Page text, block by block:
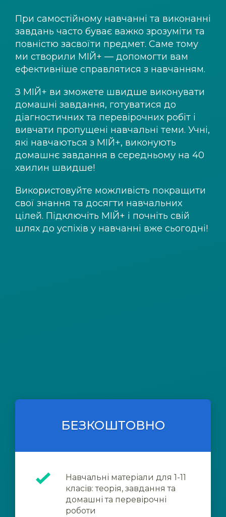
При самостійному навчанні та виконанні
завдань часто буває важко зрозуміти та
повністю засвоїти предмет. Саме тому
ми створили МІЙ+ — допомогти вам
ефективніше справлятися з навчанням.
З МІЙ+ ви зможете швидше виконувати
домашні завдання, готуватися до
діагностичних та перевірочних робіт і
вивчати пропущені навчальні теми. Учні,
які навчаються з МІЙ+, виконують
домашнє завдання в середньому на 40
хвилин швидше!
Використовуйте можливість покращити
свої знання та досягти навчальних
цілей. Підключіть МІЙ+ і почніть свій
шлях до успіхів у навчанні вже сьогодні!
БЕЗКОШТОВНО
Навчальні матеріали для 1-11
класів: теорія, завдання та
домашні та перевірочні
роботи